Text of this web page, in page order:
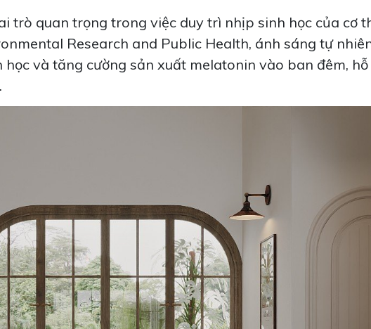
trò quan trọng trong việc duy trì nhịp sinh học của cơ
Research and Public Health, ánh sáng tự
và tăng cường sản xuất melatonin vào ban đêm,